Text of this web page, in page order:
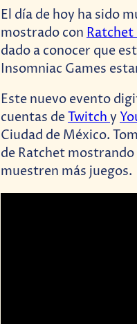
El día de hoy ha sido
mostrado con
dado a conocer que
Insomniac Games
Este nuevo evento
cuentas deTwitch y
Ciudad de México.
de Ratchet
muestren más juegos.